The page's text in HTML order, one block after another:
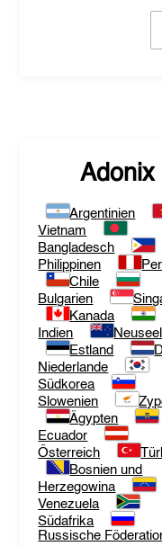
Adonix
Argentinien
Vietnam
Bangladesch
Philippinen
Chile
Bulgarien
Kanada
Indien
Estland
Niederlande
Südkorea
Slowenien
Ägypten
Ecuador
Österreich
Bosnien und
Herzegowina
Venezuela
Südafrika
Russische